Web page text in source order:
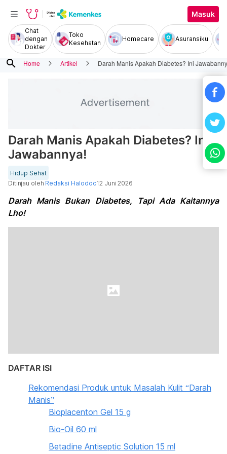
Masuk
Chat
dengan
Dokter
Toko
Kesehatan
Homecare Asuransiku
search Home Artikel Darah Manis Apakah Diabetes? Ini
Darah Manis Apakah Diabetes? Ini
Jawabannya!
Hidup Sehat
Ditinjau oleh Redaksi Halodoc12 Juni 2026
Darah Manis Bukan Diabetes, Tapi Ada Kaitannya
Lho!
DAFTAR ISI
Rekomendasi Produk untuk Masalah Kulit “Darah
Manis”
Bioplacenton Gel 15 g
Bio-Oil 60 ml
Betadine Antiseptic Solution 15 ml